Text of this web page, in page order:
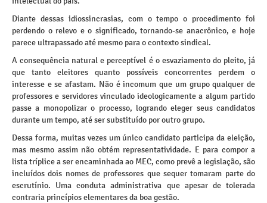
Diante dessas idiossincrasias, com o tempo o procedimento foi
perdendo o relevo e o significado, tornando-se anacrônico, e hoje
parece ultrapassado até mesmo para o contexto sindical.
A consequência natural e perceptível é o esvaziamento do pleito, já
que tanto eleitores quanto possíveis concorrentes perdem o
interesse e se afastam. Não é incomum que um grupo qualquer de
professores e servidores vinculado ideologicamente a algum partido
passe a monopolizar o processo, logrando eleger seus candidatos
durante um tempo, até ser substituído por outro grupo.
Dessa forma, muitas vezes um único candidato participa da eleição,
mas mesmo assim não obtém representatividade. E para compor a
lista tríplice a ser encaminhada ao MEC, como prevê a legislação, são
incluídos dois nomes de professores que sequer tomaram parte do
escrutínio. Uma conduta administrativa que apesar de tolerada
contraria princípios elementares da boa gestão.